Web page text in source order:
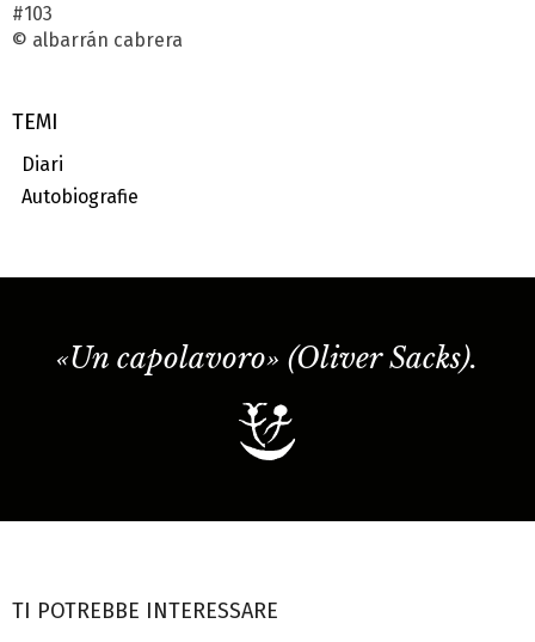
#103
© albarrán cabrera
TEMI
Diari
Autobiografie
«Un capolavoro» (Oliver Sacks).
TI POTREBBE INTERESSARE